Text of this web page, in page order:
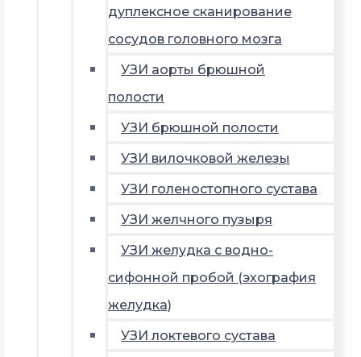
дуплексное сканирование
сосудов головного мозга
УЗИ аорты брюшной
полости
УЗИ брюшной полости
УЗИ вилочковой железы
УЗИ голеностопного сустава
УЗИ желчного пузыря
УЗИ желудка с водно-
сифонной пробой (эхография
желудка)
УЗИ локтевого сустава